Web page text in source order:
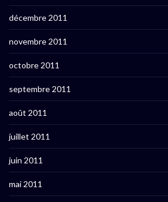
décembre 2011
novembre 2011
octobre 2011
septembre 2011
août 2011
juillet 2011
juin 2011
mai 2011